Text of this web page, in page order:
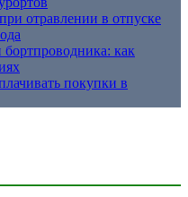
отравлении в отпуске
бортпроводника: как
покупки в